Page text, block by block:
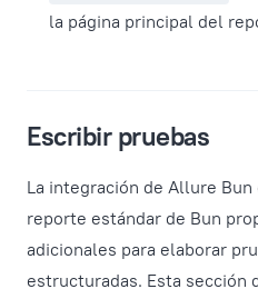
la página principal del
Escribir pruebas
La integración de Allure
reporte estándar de Bun
adicionales para elaborar
estructuradas. Esta sección